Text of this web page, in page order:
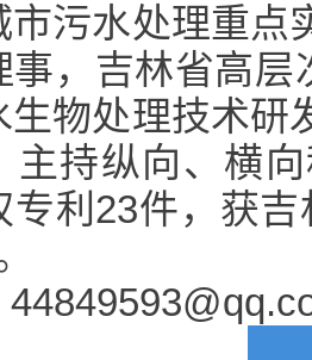
市污水处理重点
事，吉林省高
生物处理技术研
主持纵向、横
专利23件，获